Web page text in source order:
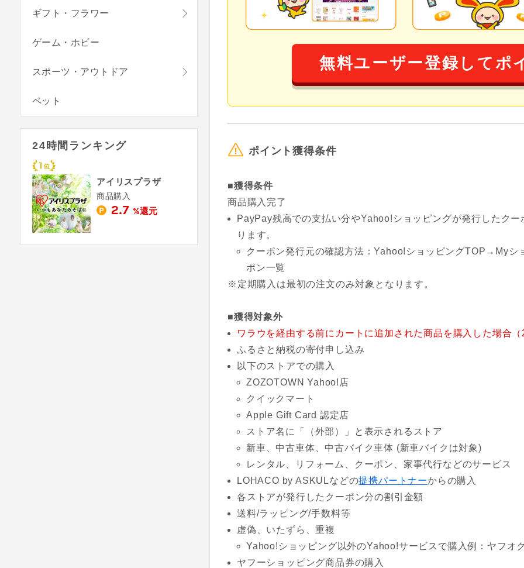
無料ユーザー登録してポ
ポイント獲得条件
■獲得条件
商品購入完了
PayPay残高での支払い分やYahoo!ショッピングが発行したク
ります。
クーポン発行元の確認方法：Yahoo!ショッピングTOP→My
ポン一覧
※定期購入は最初の注文のみ対象となります。
■獲得対象外
ワラウを経由する前にカートに追加された商品を購入した場合（
ふるさと納税の寄付申し込み
以下のストアでの購入
ZOZOTOWN Yahoo!店
クイックマート
Apple Gift Card 認定店
ストア名に「（外部）」と表示されるストア
新車、中古車体、中古バイク車体 (新車バイクは対象)
レンタル、リフォーム、クーポン、家事代行などのサービス
LOHACO by ASKULなどの提携パートナーからの購入
各ストアが発行したクーポン分の割引金額
送料/ラッピング/手数料等
虚偽、いたずら、重複
Yahoo!ショッピング以外のYahoo!サービスで購入例：ヤフオ
ヤフーショッピング商品券の購入
ギフト・フラワー
ゲーム・ホビー
スポーツ・アウトドア
ペット
24時間ランキング
アイリスプラザ
商品購入
2.7 %還元